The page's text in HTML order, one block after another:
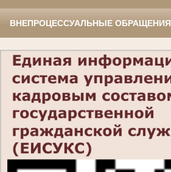
ВНЕПРОЦЕССУАЛЬНЫЕ ОБРАЩЕНИЯ